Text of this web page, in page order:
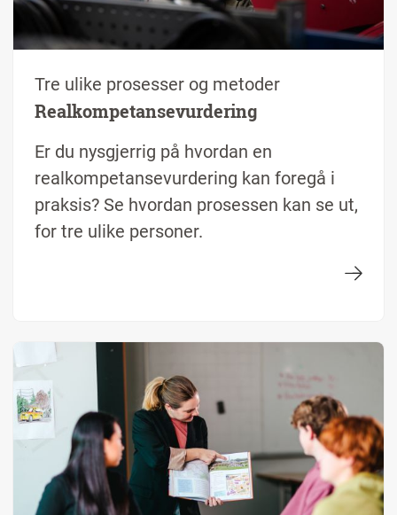
Tre ulike prosesser og metoder
Realkompetansevurdering
Er du nysgjerrig på hvordan en
realkompetansevurdering kan foregå i
praksis? Se hvordan prosessen kan se ut,
for tre ulike personer.